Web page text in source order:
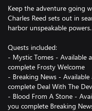
Keep the adventure going
Charles Reed sets out in
harbor unspeakable powers.
Quests included:
- Mystic Tomes - Available
complete Frosty Welcome
- Breaking News -
complete Deal With The
- Blood From A Stone -
you complete Breaking